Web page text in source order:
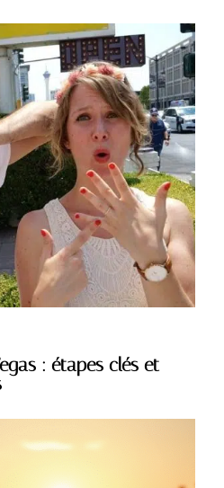
: étapes clés et